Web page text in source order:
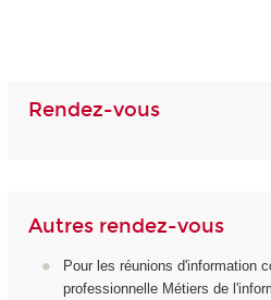
Rendez-vous
Autres rendez-vous
Pour les réunions d'information
professionnelle Métiers de